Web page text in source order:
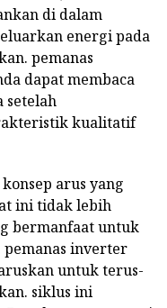
di dalam
energi pada
pemanas
dapat membaca
setelah
kualitatif
arus yang
ini tidak lebih
bermanfaat untuk
pemanas inverter
untuk terus-
siklus ini